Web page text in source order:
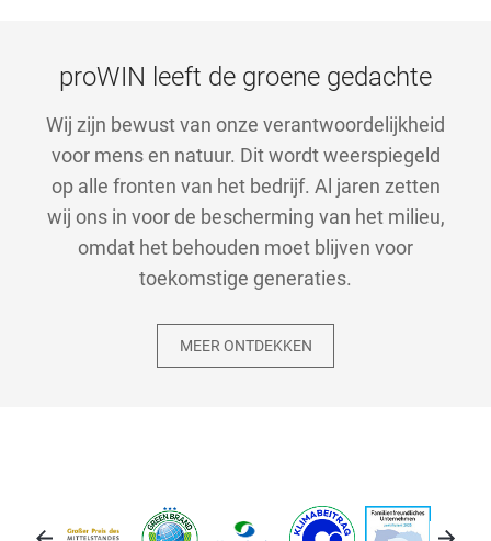
proWIN leeft de groene gedachte
Wij zijn bewust van onze verantwoordelijkheid
voor mens en natuur. Dit wordt weerspiegeld
op alle fronten van het bedrijf. Al jaren zetten
wij ons in voor de bescherming van het milieu,
omdat het behouden moet blijven voor
toekomstige generaties.
MEER ONTDEKKEN